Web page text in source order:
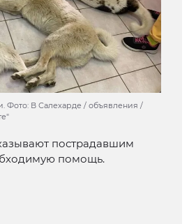
Фото: В Салехарде / объявления /
пострадавшим
помощь.